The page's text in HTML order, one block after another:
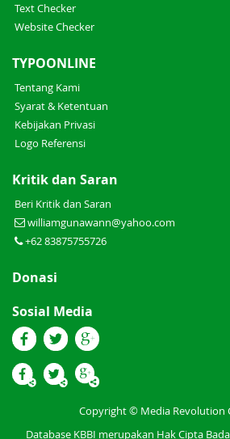
Text Checker
Website Checker
TYPOONLINE
Tentang Kami
Syarat & Ketentuan
Kebijakan Privasi
Logo Referensi
Kritik dan Saran
Beri Kritik dan Saran
williamgunawann@yahoo.com
+62 83875755726
Donasi
Sosial Media
Copyright © Media Revolution
Database KBBI merupakan Hak Cipta